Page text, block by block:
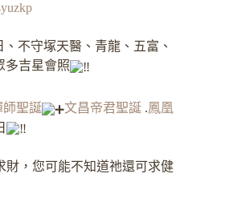
、不守塚天醫、青龍、五富、
多吉星會照
師聖誕 文昌帝君聖誕 .鳳凰
財，您可能不知道祂還可求健